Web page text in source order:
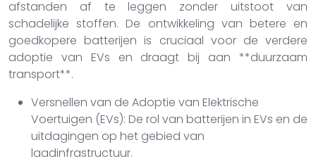
afstanden af te leggen zonder uitstoot van
schadelijke stoffen. De ontwikkeling van betere en
goedkopere batterijen is cruciaal voor de verdere
adoptie van EVs en draagt bij aan **duurzaam
transport**.
Versnellen van de Adoptie van Elektrische
Voertuigen (EVs): De rol van batterijen in EVs en de
uitdagingen op het gebied van
laadinfrastructuur.